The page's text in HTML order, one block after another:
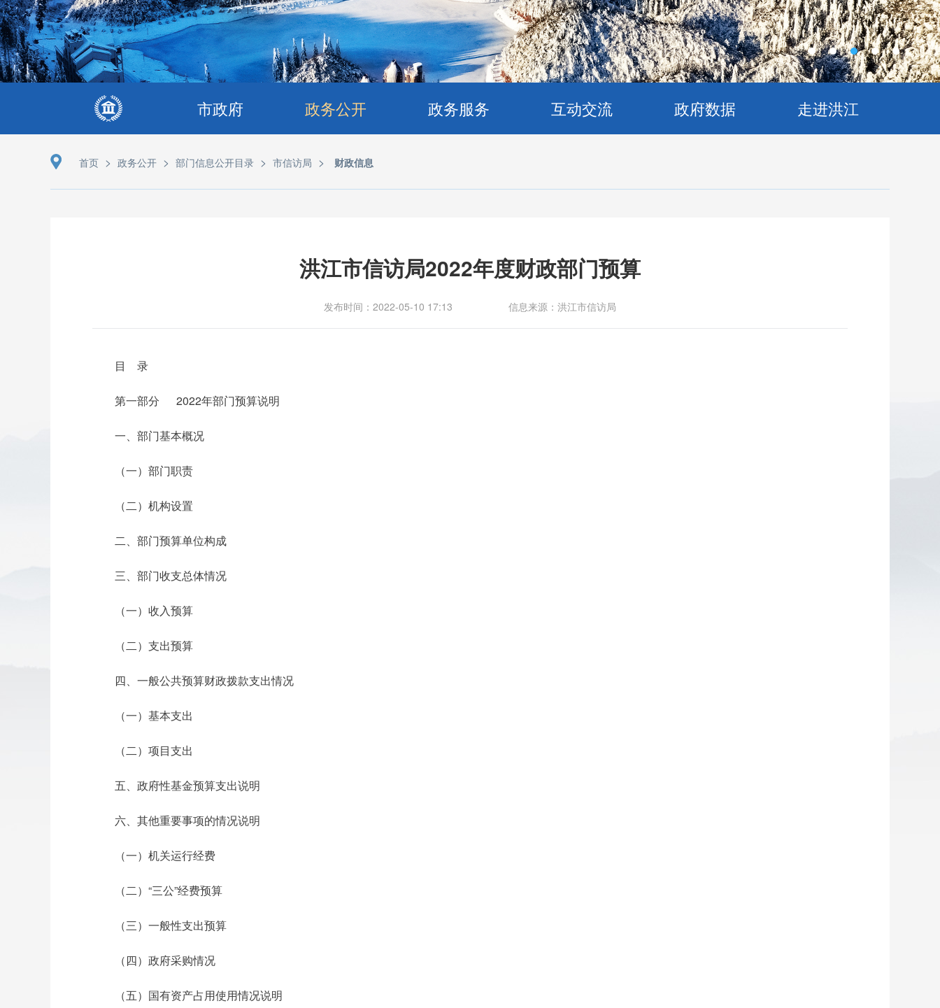
市政府 政务公开 政务服务 互动交流 政府数据 走进洪江
首页 > 政务公开 > 部门信息公开目录 > 市信访局 > 财政信息
洪江市信访局2022年度财政部门预算
发布时间：2022-05-10 17:13 信息来源：洪江市信访局
目 录
第一部分 2022年部门预算说明
一、部门基本概况
（一）部门职责
（二）机构设置
二、部门预算单位构成
三、部门收支总体情况
（一）收入预算
（二）支出预算
四、一般公共预算财政拨款支出情况
（一）基本支出
（二）项目支出
五、政府性基金预算支出说明
六、其他重要事项的情况说明
（一）机关运行经费
（二）“三公”经费预算
（三）一般性支出预算
（四）政府采购情况
（五）国有资产占用使用情况说明